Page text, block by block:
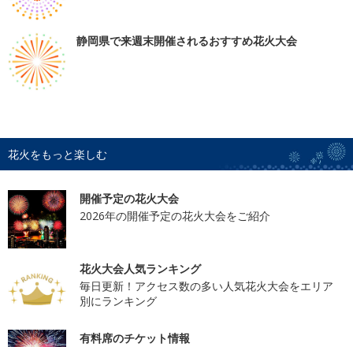
静岡県で来週末開催されるおすすめ花火大会
花火をもっと楽しむ
開催予定の花火大会
2026年の開催予定の花火大会をご紹介
花火大会人気ランキング
毎日更新！アクセス数の多い人気花火大会をエリア
別にランキング
有料席のチケット情報